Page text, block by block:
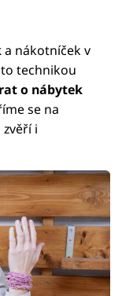
a nákotníček v
technikou
o nábytek
se na
zvěří i